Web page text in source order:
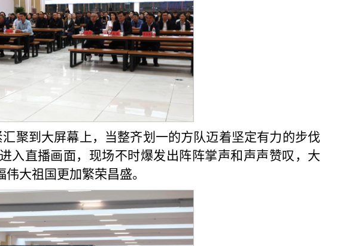
聚到大屏幕上，当整齐划一的方队迈着坚定有力的步伐
入直播画面，现场不时爆发出阵阵掌声和声声赞叹，大
伟大祖国更加繁荣昌盛。